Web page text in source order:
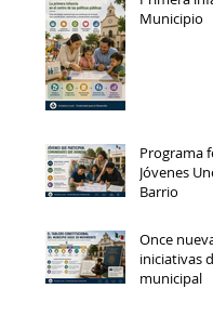
Municipio
Programa
Jóvenes
Barrio
Once
iniciativas
municipal